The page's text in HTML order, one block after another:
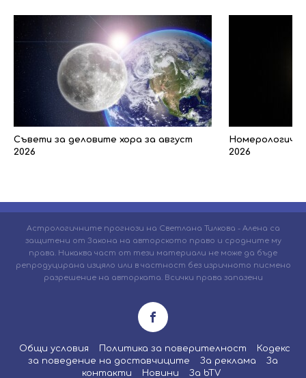
Съвети за деловите хора за август
2026
2026
Астрологичните прогнози на Светлана Тилкова - Алена са
защитени от Закона на авторското право и сродните му
права. Никаква част от тези материали не може да бъде
репродуцирана изцяло или в частност без изричното писмено
разрешение на авторката. Всички права запазени
Общи условия Политика за поверителност
Кодекс
за поведение на доставчиците
За реклама
За
контакти
Новини За bTV